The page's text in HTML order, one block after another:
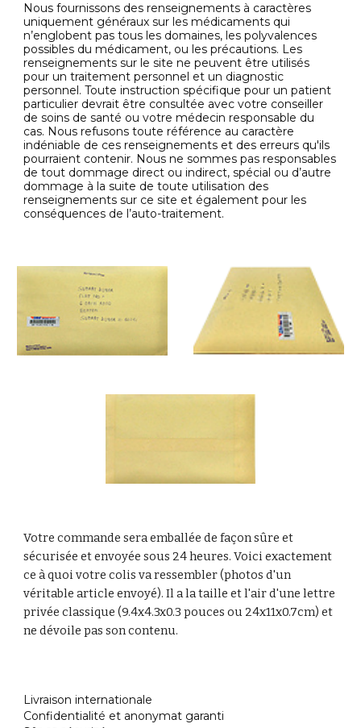
Nous fournissons des renseignements à caractères
uniquement généraux sur les médicaments qui
n’englobent pas tous les domaines, les polyvalences
possibles du médicament, ou les précautions. Les
renseignements sur le site ne peuvent être utilisés
pour un traitement personnel et un diagnostic
personnel. Toute instruction spécifique pour un patient
particulier devrait être consultée avec votre conseiller
de soins de santé ou votre médecin responsable du
cas. Nous refusons toute référence au caractère
indéniable de ces renseignements et des erreurs qu'ils
pourraient contenir. Nous ne sommes pas responsables
de tout dommage direct ou indirect, spécial ou d’autre
dommage à la suite de toute utilisation des
renseignements sur ce site et également pour les
conséquences de l’auto-traitement.
Votre commande sera emballée de façon sûre et
sécurisée et envoyée sous 24 heures. Voici exactement
ce à quoi votre colis va ressembler (photos d'un
véritable article envoyé). Il a la taille et l'air d'une lettre
privée classique (9.4x4.3x0.3 pouces ou 24x11x0.7cm) et
ne dévoile pas son contenu.
Livraison internationale
Confidentialité et anonymat garanti